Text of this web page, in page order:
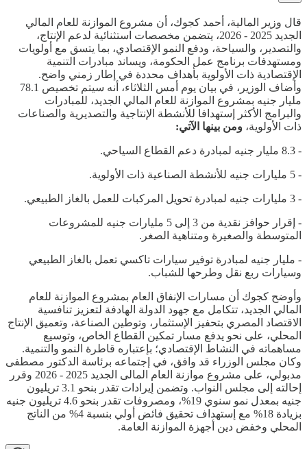
قال وزير المالية، أحمد كجوك، أن مشروع الموازنة للعام المالي
الجديد 2025 - 2026، يتضمن مخصصات استثنائية لدعم الإنتاج،
والتصدير، والسياحة، ودفع النمو الإقتصادي، بما يتسق مع أولويات
ومستهدفات برنامج عمل الحكومة، ويساند مبادرات التنمية
الإقتصادية ذات الأولوية بأهداف محددة في إطار زمني واضح.
وأضاف الوزير، في بيان يوم أمس الثلاثاء، أنه سيتم تخصيص 78.1
مليار جنيه بمشروع الموازنة للعام المالي الجديد، للمبادرات
والبرامج الأكثر إستهدافا للأنشطة الإنتاجية والتصديرية والصناعات
ذات الأولوية، ومن بينها الآتي:
- 8.3 مليار جنيه لمبادرة دعم القطاع السياحي.
- 5 مليارات جنيه للأنشطة الصناعية ذات الأولوية.
- 3 مليارات جنيه لمبادرة تحويل المركبات للعمل بالغاز الطبيعي.
- إقرار حوافز نقدية من 3 إلى 5 مليارات جنيه للمشروعات
المتوسطة والصغيرة ومتناهية الصغر.
- مليار جنيه لمبادرة توفير سيارات تاكسي تعمل بالغاز الطبيعي
وسيارات ربع نقل وطرحها للشباب.
وأوضح كجوك أن مسارات الإنفاق العام بمشروع الموازنة للعام
المالي الجديد، تتكامل مع جهود الدولة الهادفة لتعزيز تنافسية
الاقتصاد المصري بتحفيز الإستثمار، وتوطين الصناعة، وتعميق الإنتاج
المحلي، على نحو يدفع مسار تمكين القطاع الخاص، وتوسيع
مساهماته في النشاط الإقتصادي؛ بإعتباره قاطرة النمو والتنمية.
وكان مجلس الوزراء قد وافق، في إجتماعه برئاسة الدكتور مصطفى
مدبولي، على مشروع موازنة العام المالى الجديد 2025 - 2026 وقرر
إحالته إلى مجلس النواب. وتضمن إيرادات تقدر بنحو 3.1 تريليون
جنيه بمعدل نمو سنوي 19%، ومصروفات تقدر بنحو 4.6 تريليون جنيه
بزيادة 18% مع إستهداف تحقيق فائض أولي بنسبة 4% من الناتج
المحلي وخفض دين أجهزة الموازنة العامة.